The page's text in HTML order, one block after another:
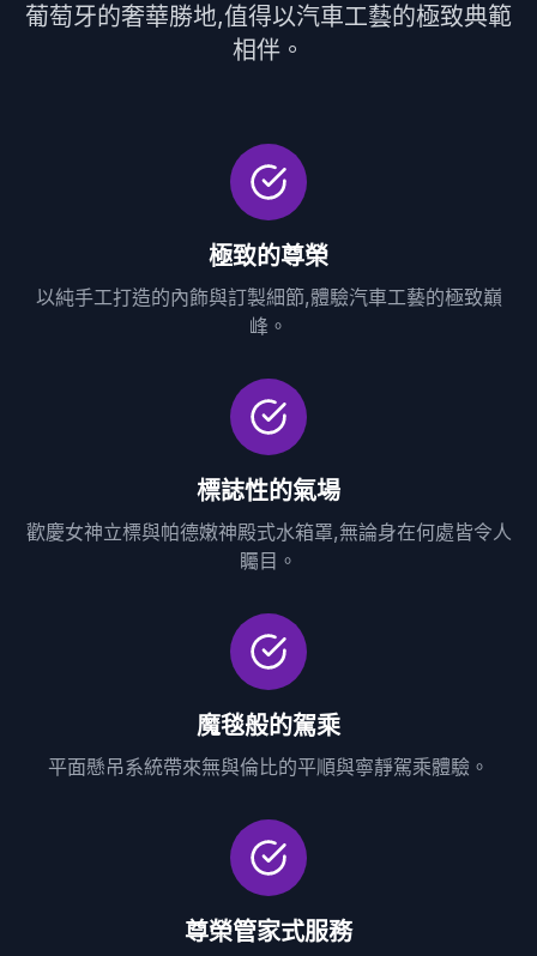
葡萄牙的奢華勝地,值得以汽車工藝的極致典範
相伴。
極致的尊榮
以純手工打造的內飾與訂製細節,體驗汽車工藝的極致巔
峰。
標誌性的氣場
歡慶女神立標與帕德嫩神殿式水箱罩,無論身在何處皆令人
矚目。
魔毯般的駕乘
平面懸吊系統帶來無與倫比的平順與寧靜駕乘體驗。
尊榮管家式服務